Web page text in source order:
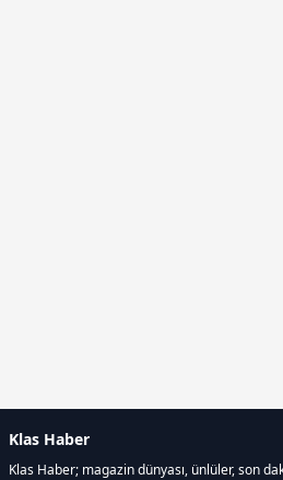
Klas Haber
Klas Haber; magazin dünyası, ünlüler, son